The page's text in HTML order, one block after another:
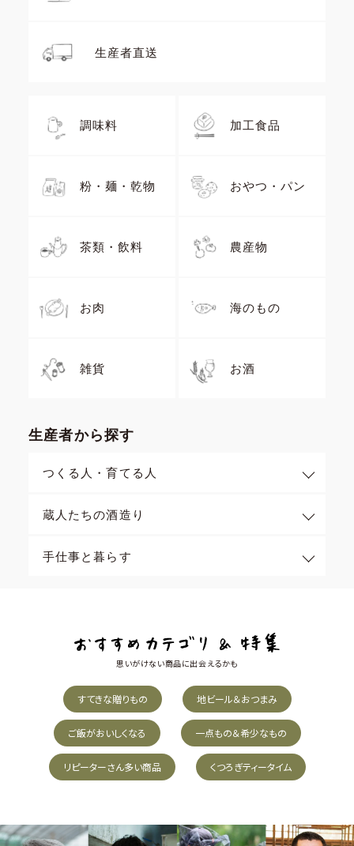
生産者から探す
つくる人・育てる人
蔵人たちの酒造り
手仕事と暮らす
生産者直送
調味料 加工食品
粉・麺・乾物 おやつ・パン
茶類・飲料 農産物
お肉 海のもの
雑貨 お酒
思いがけない商品に出会えるかも
すてきな贈りもの 地ビール＆おつまみ
ご飯がおいしくなる 一点もの＆希少なもの
リピーターさん多い商品 くつろぎティータイム